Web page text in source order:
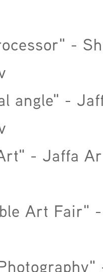
-
angle" -
- Jaffa
Art Fair"